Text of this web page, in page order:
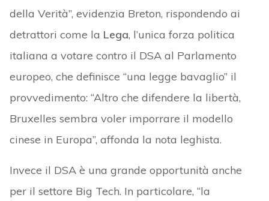
della Verità”, evidenzia Breton, rispondendo ai
detrattori come la Lega, l’unica forza politica
italiana a votare contro il DSA al Parlamento
europeo, che definisce “una legge bavaglio” il
provvedimento: “Altro che difendere la libertà,
Bruxelles sembra voler imporrare il modello
cinese in Europa”, affonda la nota leghista.
Invece il DSA è una grande opportunità anche
per il settore Big Tech. In particolare, “la